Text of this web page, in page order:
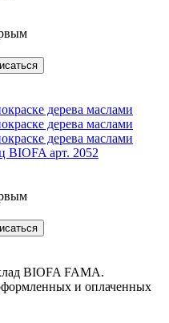
дерева маслами
дерева маслами
дерева маслами
BIOFA арт. 2052
BIOFA FAMA.
и оплаченных